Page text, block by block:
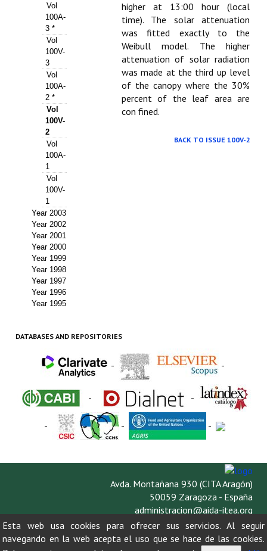
Políticas Editoriales
Propuesta Volumen Especial
Sello Calidad FECYT
Premio Prensa Agraria
Buscador de Artículos
JORNADAS AIDA
Presentación Jornadas
Comunicaciones
Jornadas PAM 2026
Premio Jóvenes Investigadores
Buscador de Comunicaciones
Buscador de Comunicaciones
BUSCADOR
Vol
100A-
3 *
Vol
100V-
3
Vol
100A-
2 *
Vol
100V-
2
Vol
100A-
1
Vol
100V-
1
Year 2003
Year 2002
Year 2001
Year 2000
Year 1999
Year 1998
Year 1997
Year 1996
Year 1995
higher at 13:00 hour (local
time). The solar attenuation
was fitted exactly to the
Weibull model. The higher
attenuation of solar radiation
was made at the third up level
of the canopy where the 30%
percent of the leaf area are
con fined.
BACK TO ISSUE 100V-2
DATABASES AND REPOSITORIES
- -
- -
- - -
Avda. Montañana 930 (CITA Aragón)
50059 Zaragoza - España
administracion@aida-itea.org
976 716 305
Esta web usa cookies para ofrecer sus servicios. Al seguir
navegando en la web acepta el uso que se hace de las cookies.